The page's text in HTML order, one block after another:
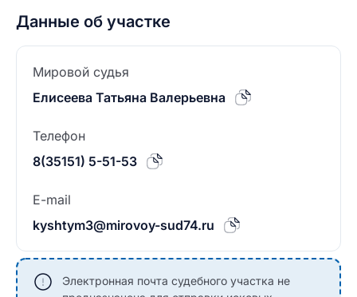
Данные об участке
Мировой судья
Елисеева Татьяна Валерьевна
Телефон
8(35151) 5-51-53
E-mail
kyshtym3@mirovoy-sud74.ru
Электронная почта судебного участка не